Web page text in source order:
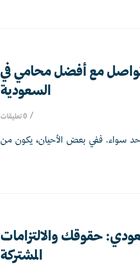
تواصل مع أفضل محامي في
السعودية
/ 0 تعليقات
حد سواء. ففي بعض الأحيان، يكون من
حقوقك والالتزامات
المشتركة